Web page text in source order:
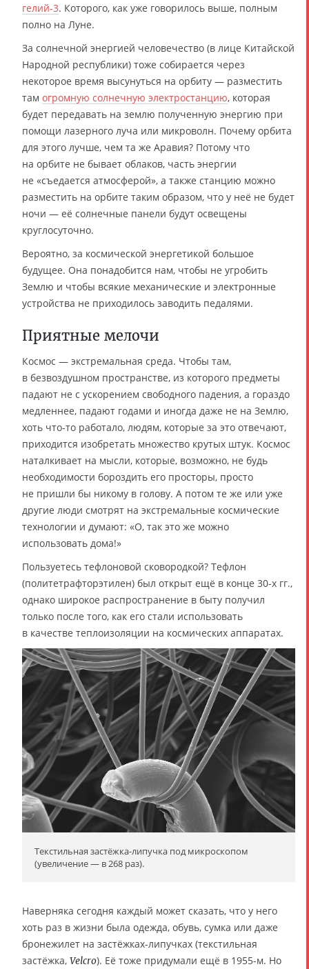
гелий-3. Которого, как уже говорилось выше, полным
полно на Луне.
За солнечной энергией человечество (в лице Китайской
Народной республики) тоже собирается через
некоторое время высунуться на орбиту — разместить
там огромную солнечную электростанцию, которая
будет передавать на землю полученную энергию при
помощи лазерного луча или микроволн. Почему орбита
для этого лучше, чем та же Аравия? Потому что
на орбите не бывает облаков, часть энергии
не «съедается атмосферой», а также станцию можно
разместить на орбите таким образом, что у неё не будет
ночи — её солнечные панели будут освещены
круглосуточно.
Вероятно, за космической энергетикой большое
будущее. Она понадобится нам, чтобы не угробить
Землю и чтобы всякие механические и электронные
устройства не приходилось заводить педалями.
Приятные мелочи
Космос — экстремальная среда. Чтобы там,
в безвоздушном пространстве, из которого предметы
падают не с ускорением свободного падения, а гораздо
медленнее, падают годами и иногда даже не на Землю,
хоть что-то работало, людям, которые за это отвечают,
приходится изобретать множество крутых штук. Космос
наталкивает на мысли, которые, возможно, не будь
необходимости бороздить его просторы, просто
не пришли бы никому в голову. А потом те же или уже
другие люди смотрят на экстремальные космические
технологии и думают: «О, так это же можно
использовать дома!»
Пользуетесь тефлоновой сковородкой? Тефлон
(политетрафторэтилен) был открыт ещё в конце 30-х гг.,
однако широкое распространение в быту получил
только после того, как его стали использовать
в качестве теплоизоляции на космических аппаратах.
Текстильная застёжка-липучка под микроскопом
(увеличение — в 268 раз).
Наверняка сегодня каждый может сказать, что у него
хоть раз в жизни была одежда, обувь, сумка или даже
бронежилет на застёжках-липучках (текстильная
застёжка, Velcro). Её тоже придумали ещё в 1955-м. Но